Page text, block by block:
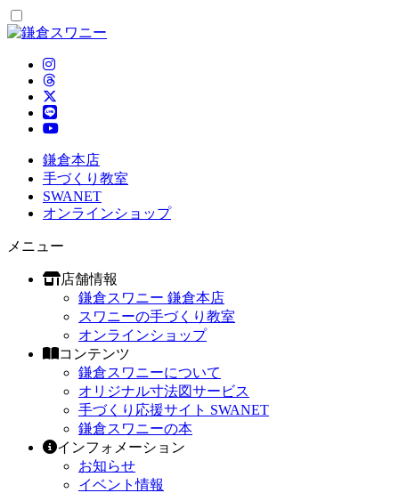
鎌倉本店
手づくり教室
SWANET
オンラインショップ
メニュー
店舗情報
鎌倉スワニー 鎌倉本店
スワニーの手づくり教室
オンラインショップ
コンテンツ
鎌倉スワニーについて
オリジナル寸法図サービス
手づくり応援サイト SWANET
鎌倉スワニーの本
インフォメーション
お知らせ
イベント情報